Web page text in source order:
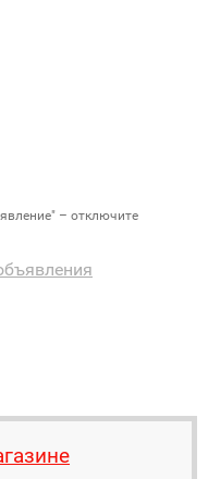
– отключите